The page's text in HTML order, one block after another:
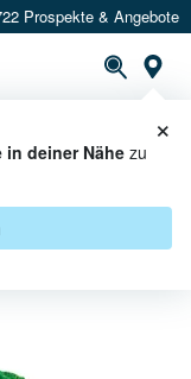
Prospekte & Angebote
in deiner Nähezu
×
-